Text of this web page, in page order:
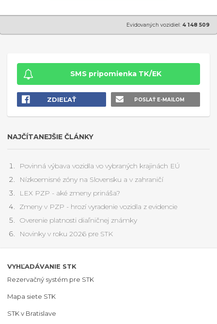
Evidovaných vozidiel: 4 148 509
SMS pripomienka TK/EK
ZDIEĽAŤ POSLAŤ E-MAILOM
NAJČÍTANEJŠIE ČLÁNKY
Povinná výbava vozidla vo vybraných krajinách EÚ
Nízkoemisné zóny na Slovensku a v zahraničí
LEX PZP - aké zmeny prináša?
Zmeny v PZP - hrozí vyradenie vozidla z evidencie
Overenie platnosti diaľničnej známky
Novinky v roku 2026 pre STK
VYHĽADÁVANIE STK
Rezervačný systém pre STK
Mapa siete STK
STK v Bratislave